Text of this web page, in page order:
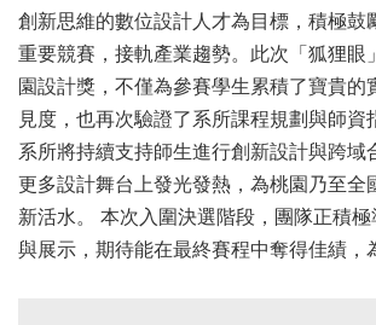
創新思維的數位設計人才為目標，積極鼓
重要競賽，接軌產業趨勢。此次「狐狸眼
園設計獎，不僅為參賽學生累積了寶貴的
見度，也再次驗證了系所課程規劃與師資
系所將持續支持師生進行創新設計與跨域
更多設計舞台上發光發熱，為桃園乃至全
新活水。 本次入圍決選階段，團隊正積
與展示，期待能在最終賽程中奪得佳績，